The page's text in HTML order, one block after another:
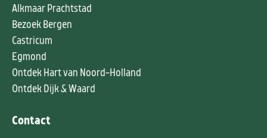
Alkmaar Prachtstad
Bezoek Bergen
Castricum
Egmond
Ontdek Hart van Noord-Holland
Ontdek Dijk & Waard
Contact